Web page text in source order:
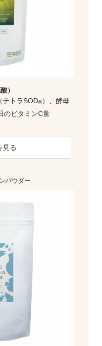
）
テトラSOD®）、酵母
のビタミンC量
見る
パウダー